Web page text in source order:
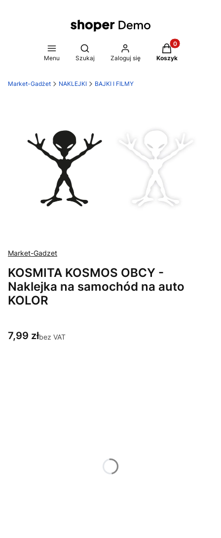
Menu
Otwórz wyszukiwarkę
Szukaj Zaloguj się
Produkty w
Koszyk
Market-Gadżet NAKLEJKI BAJKI I FILMY
Market-Gadzet
KOSMITA KOSMOS OBCY -
Naklejka na samochód na auto
KOLOR
Cena
7,99 złbez VAT
(+10,00 zł)